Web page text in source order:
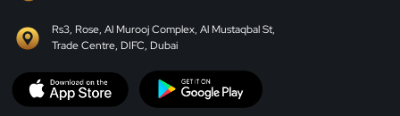
Rs3, Rose, Al Murooj Complex, Al Mustaqbal St,
Trade Centre, DIFC, Dubai